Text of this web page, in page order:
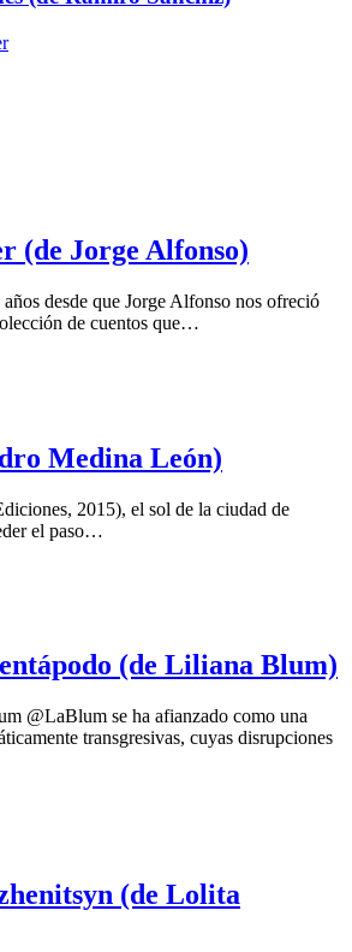
(de Jorge Alfonso)
desde que Jorge Alfonso nos ofreció
de cuentos que…
Medina León)
2015), el sol de la ciudad de
el paso…
(de Liliana Blum)
@LaBlum se ha afianzado como una
transgresivas, cuyas disrupciones
(de Lolita